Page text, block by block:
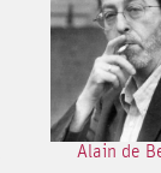
Alain de